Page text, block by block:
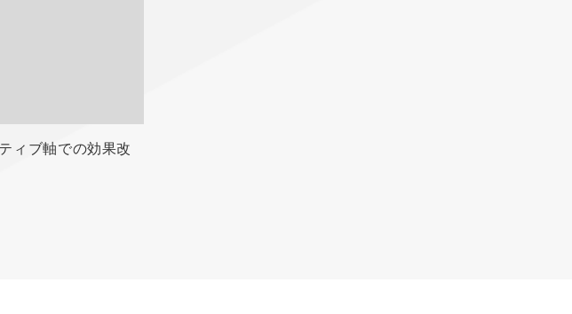
ィブ軸での効果改